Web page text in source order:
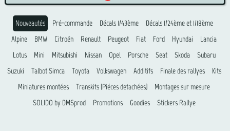
Nouveautés Pré-commande Décals 1/43ème
Décals 1/24ème et 1/18ème
Alpine
BMW Citroën Renault Peugeot Fiat Ford Hyundai
Lancia
Lotus
Mini Mitsubishi Nissan Opel Porsche Seat Skoda
Subaru
Suzuki
Talbot Simca Toyota Volkswagen Additifs Finale des rallyes
Kits
Miniatures montées
Transkits (Piéces detachées)
Montages sur mesure
SOLIDO by DMSprod
Promotions Goodies Stickers Rallye